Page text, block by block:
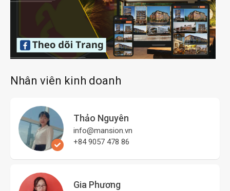
Nhân viên kinh doanh
Thảo Nguyên
info@mansion.vn
+84 9057 478 86
Gia Phương